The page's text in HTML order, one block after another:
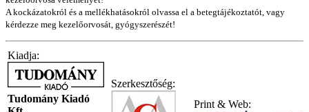
A kockázatokról és a mellékhatásokról olvassa el a betegtájékoztatót, vagy
kérdezze meg kezelőorvosát, gyógyszerészét!
Kiadja:
Tudomány Kiadó
Szerkesztőség:
Print & Web: